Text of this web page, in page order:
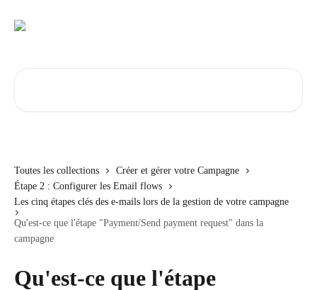
Toutes les collections
Créer et gérer votre Campagne
Étape 2 : Configurer les Email flows
Les cinq étapes clés des e-mails lors de la gestion de votre campagne
Qu'est-ce que l'étape "Payment/Send payment request" dans la
campagne
Qu'est-ce que l'étape